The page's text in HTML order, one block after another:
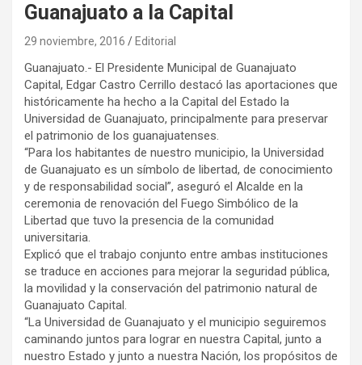
Guanajuato a la Capital
29 noviembre, 2016 Editorial
Guanajuato.- El Presidente Municipal de Guanajuato
Capital, Edgar Castro Cerrillo destacó las aportaciones que
históricamente ha hecho a la Capital del Estado la
Universidad de Guanajuato, principalmente para preservar
el patrimonio de los guanajuatenses.
“Para los habitantes de nuestro municipio, la Universidad
de Guanajuato es un símbolo de libertad, de conocimiento
y de responsabilidad social”, aseguró el Alcalde en la
ceremonia de renovación del Fuego Simbólico de la
Libertad que tuvo la presencia de la comunidad
universitaria.
Explicó que el trabajo conjunto entre ambas instituciones
se traduce en acciones para mejorar la seguridad pública,
la movilidad y la conservación del patrimonio natural de
Guanajuato Capital.
“La Universidad de Guanajuato y el municipio seguiremos
caminando juntos para lograr en nuestra Capital, junto a
nuestro Estado y junto a nuestra Nación, los propósitos de